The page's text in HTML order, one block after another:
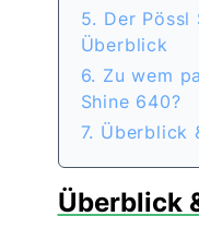
5. Der Pössl
Überblick
6. Zu wem
Shine 640?
7. Überblick
Überblick